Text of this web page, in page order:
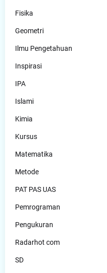
Fisika
Geometri
Ilmu Pengetahuan
Inspirasi
IPA
Islami
Kimia
Kursus
Matematika
Metode
PAT PAS UAS
Pemrograman
Pengukuran
Radarhot com
SD